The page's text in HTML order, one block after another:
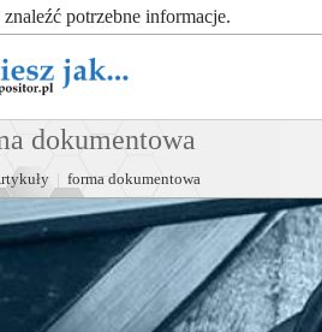
potrzebne informacje.
dokumentowa
| forma dokumentowa